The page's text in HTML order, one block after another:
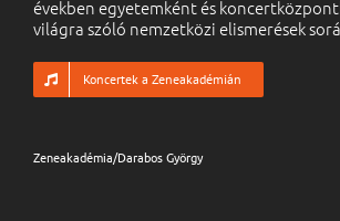
években egyetemként és
világra szóló nemzetközi elismerések
Koncertek a Zeneakadémián
Zeneakadémia/Darabos György